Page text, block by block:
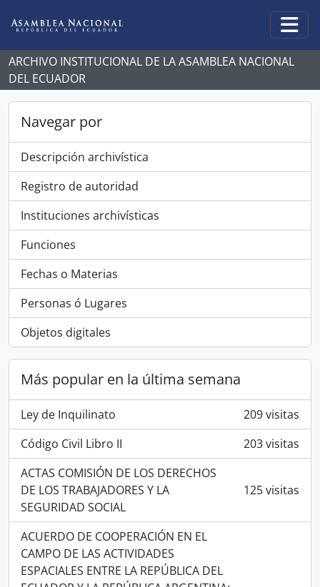
ARCHIVO INSTITUCIONAL DE LA ASAMBLEA NACIONAL
DEL ECUADOR
Navegar por
Descripción archivística
Registro de autoridad
Instituciones archivísticas
Funciones
Fechas o Materias
Personas ó Lugares
Objetos digitales
Más popular en la última semana
Ley de Inquilinato
209 visitas
Código Civil Libro II
203 visitas
ACTAS COMISIÓN DE LOS DERECHOS
DE LOS TRABAJADORES Y LA
SEGURIDAD SOCIAL
125 visitas
ACUERDO DE COOPERACIÓN EN EL
CAMPO DE LAS ACTIVIDADES
ESPACIALES ENTRE LA REPÚBLICA DEL